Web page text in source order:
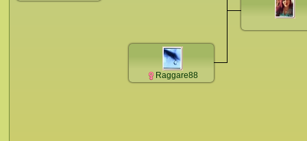
Raggare88